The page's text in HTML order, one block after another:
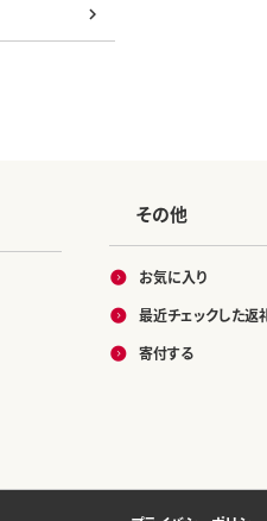
その他
お気に入り
最近チェックした返
寄付する